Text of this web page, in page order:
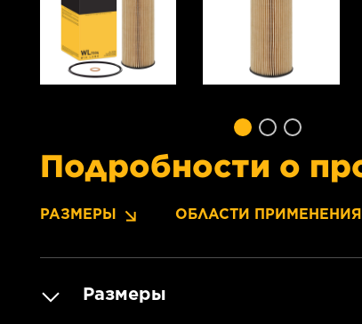
Подробности о
РАЗМЕРЫ ОБЛАСТИ ПРИМЕНЕНИЯ
Размеры